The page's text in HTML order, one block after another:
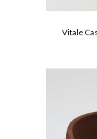
Vitale